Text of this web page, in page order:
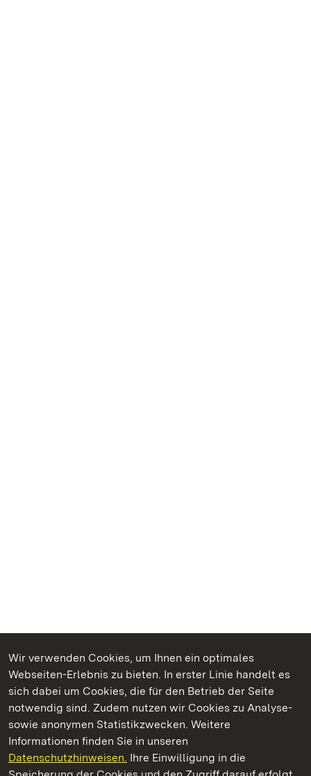
Wir verwenden Cookies, um Ihnen ein optimales
Webseiten-Erlebnis zu bieten. In erster Linie handelt es
sich dabei um Cookies, die für den Betrieb der Seite
notwendig sind. Zudem nutzen wir Cookies zu Analyse-
sowie anonymen Statistikzwecken. Weitere
Informationen finden Sie in unseren
Datenschutzhinweisen. Ihre Einwilligung in die
Kommen. Staunen. Genießen.
Residenzschloss Mergentheim